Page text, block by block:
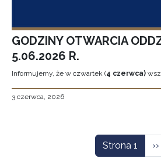
GODZINY OTWARCIA
5.06.2026 R.
Informujemy, że w czwartek (4 czerwca)
3 czerwca, 2026
Strona 1 ››